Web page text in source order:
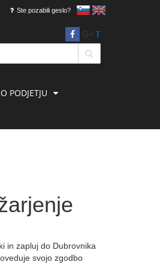
slovensko
English
Ste pozabili geslo?
T
O PODJETJU
in zapluj do Dubrovnika
svojo zgodbo